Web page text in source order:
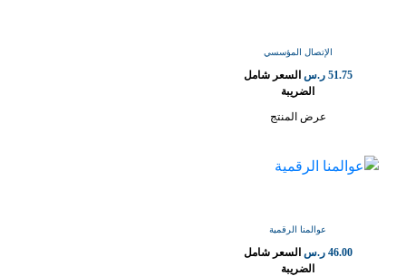
الإتصال المؤسسي
51.75 ر.س السعر شامل
الضريبة
عرض المنتج
عوالمنا الرقمية
46.00 ر.س السعر شامل
الضريبة